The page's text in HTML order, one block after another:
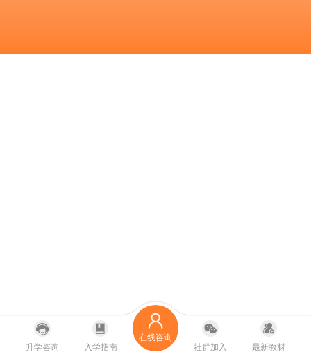
升学咨询 入学指南
在线咨询
社群加入
最新教材